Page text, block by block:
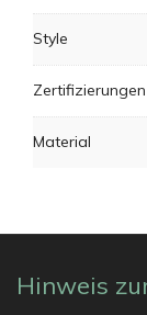
Style
Zertifizierungen
Material
Hinweis